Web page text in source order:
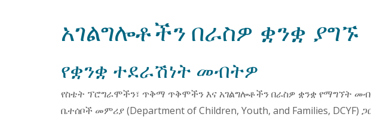
አገልግሎቶችን በራስዎ ቋንቋ ያግኙ
የቋንቋ ተደራሽነት መብትዎ
የስቴት ፕሮግራሞችን፣ ጥቅማ ጥቅሞችን እና አገልግሎቶችን በራስዎ ቋንቋ የማግኘት
ቤተሰቦች መምሪያ (Department of Children, Youth, and Families, DCYF)